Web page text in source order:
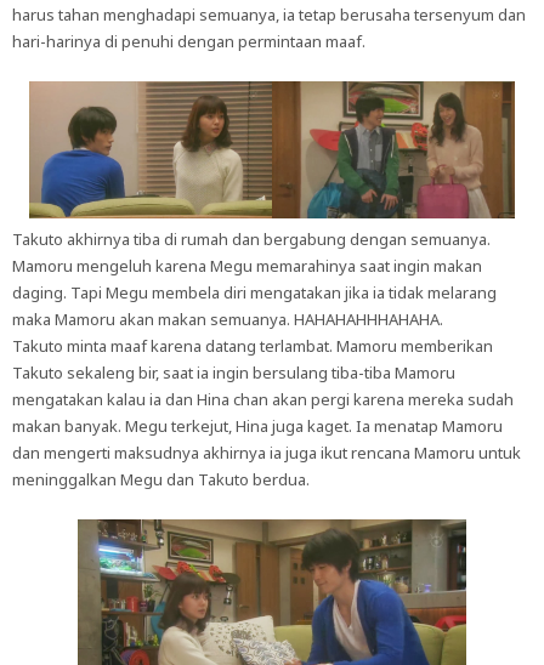
harus tahan menghadapi semuanya, ia tetap berusaha tersenyum dan
hari-harinya di penuhi dengan permintaan maaf.
Takuto akhirnya tiba di rumah dan bergabung dengan semuanya.
Mamoru mengeluh karena Megu memarahinya saat ingin makan
daging. Tapi Megu membela diri mengatakan jika ia tidak melarang
maka Mamoru akan makan semuanya. HAHAHAHHHAHAHA.
Takuto minta maaf karena datang terlambat. Mamoru memberikan
Takuto sekaleng bir, saat ia ingin bersulang tiba-tiba Mamoru
mengatakan kalau ia dan Hina chan akan pergi karena mereka sudah
makan banyak. Megu terkejut, Hina juga kaget. Ia menatap Mamoru
dan mengerti maksudnya akhirnya ia juga ikut rencana Mamoru untuk
meninggalkan Megu dan Takuto berdua.